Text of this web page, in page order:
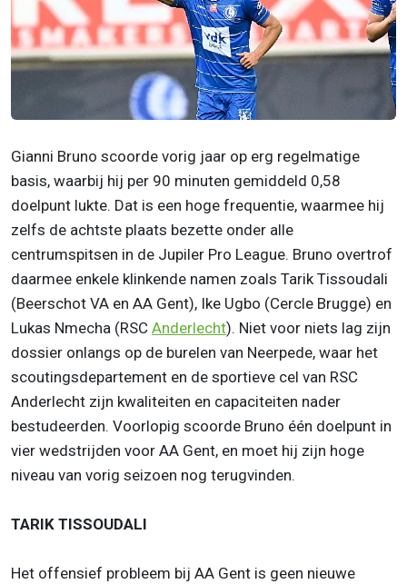
Gianni Bruno scoorde vorig jaar op erg regelmatige
basis, waarbij hij per 90 minuten gemiddeld 0,58
doelpunt lukte. Dat is een hoge frequentie, waarmee hij
zelfs de achtste plaats bezette onder alle
centrumspitsen in de Jupiler Pro League. Bruno overtrof
daarmee enkele klinkende namen zoals Tarik Tissoudali
(Beerschot VA en AA Gent), Ike Ugbo (Cercle Brugge) en
Lukas Nmecha (RSC Anderlecht). Niet voor niets lag zijn
dossier onlangs op de burelen van Neerpede, waar het
scoutingsdepartement en de sportieve cel van RSC
Anderlecht zijn kwaliteiten en capaciteiten nader
bestudeerden. Voorlopig scoorde Bruno één doelpunt in
vier wedstrijden voor AA Gent, en moet hij zijn hoge
niveau van vorig seizoen nog terugvinden.
TARIK TISSOUDALI
Het offensief probleem bij AA Gent is geen nieuwe